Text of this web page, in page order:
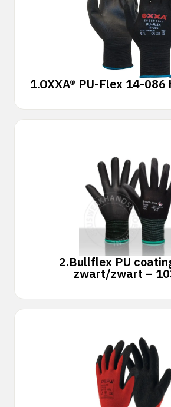
1.OXXA® PU-Flex 14-086
2.Bullflex PU
zwart/zwart –